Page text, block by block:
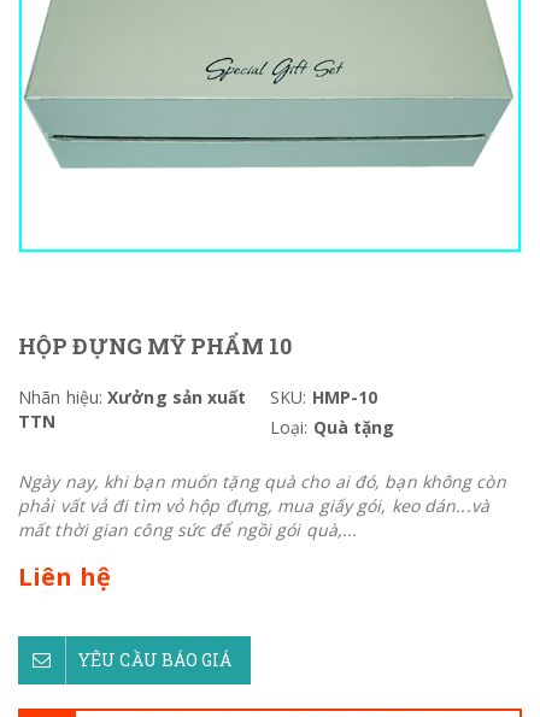
HỘP ĐỰNG MỸ PHẨM 10
Nhãn hiệu: Xưởng sản xuất
TTN
SKU: HMP-10
Loại: Quà tặng
Ngày nay, khi bạn muốn tặng quà cho ai đó, bạn không còn
phải vất vả đi tìm vỏ hộp đựng, mua giấy gói, keo dán...và
mất thời gian công sức để ngồi gói quà,...
Liên hệ
YÊU CẦU BÁO GIÁ